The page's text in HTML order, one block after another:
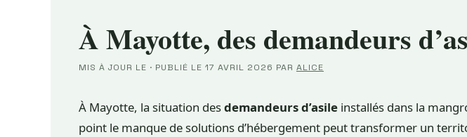
À Mayotte, des demandeurs
MIS À JOUR LE · PUBLIÉ LE 17 AVRIL 2026 PAR ALICE
À Mayotte, la situation desdemandeurs d’asile installés dans la
point le manque de solutions d’hébergement peut transformer un